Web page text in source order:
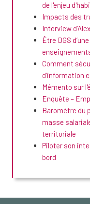
de l'enjeu
Impacts des
Interview
Être DGS
Comment
d’information
Mémento sur
Enquête –
Baromètre du
masse
territoriale
Piloter son
bord